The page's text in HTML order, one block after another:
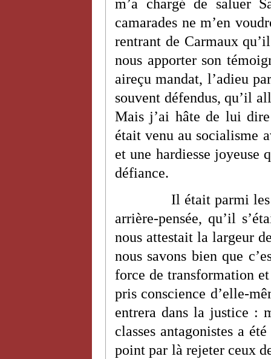
m’a chargé de saluer
camarades ne m’en
rentrant de Carmaux
nous apporter son
aireçu mandat, l’adieu
souvent défendus, qu’il
Mais j’ai hâte de lui
était venu au socialisme
et une hardiesse joyeuse
défiance.
Il était parmi les
arrière-pensée, qu’il
nous attestait la largeur
nous savons bien que
force de transformation
pris conscience d’elle-
entrera dans la justice :
classes antagonistes a
point par là rejeter ceux